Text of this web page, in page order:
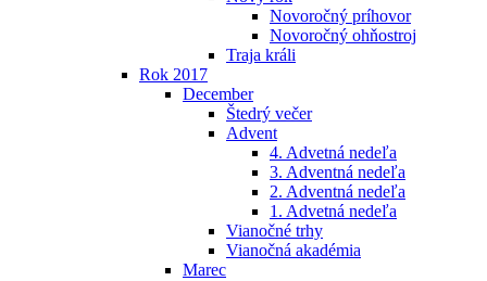
Novoročný príhovor
Novoročný ohňostroj
Traja králi
Rok 2017
December
Štedrý večer
Advent
4. Advetná nedeľa
3. Adventná nedeľa
2. Adventná nedeľa
1. Advetná nedeľa
Vianočné trhy
Vianočná akadémia
Marec